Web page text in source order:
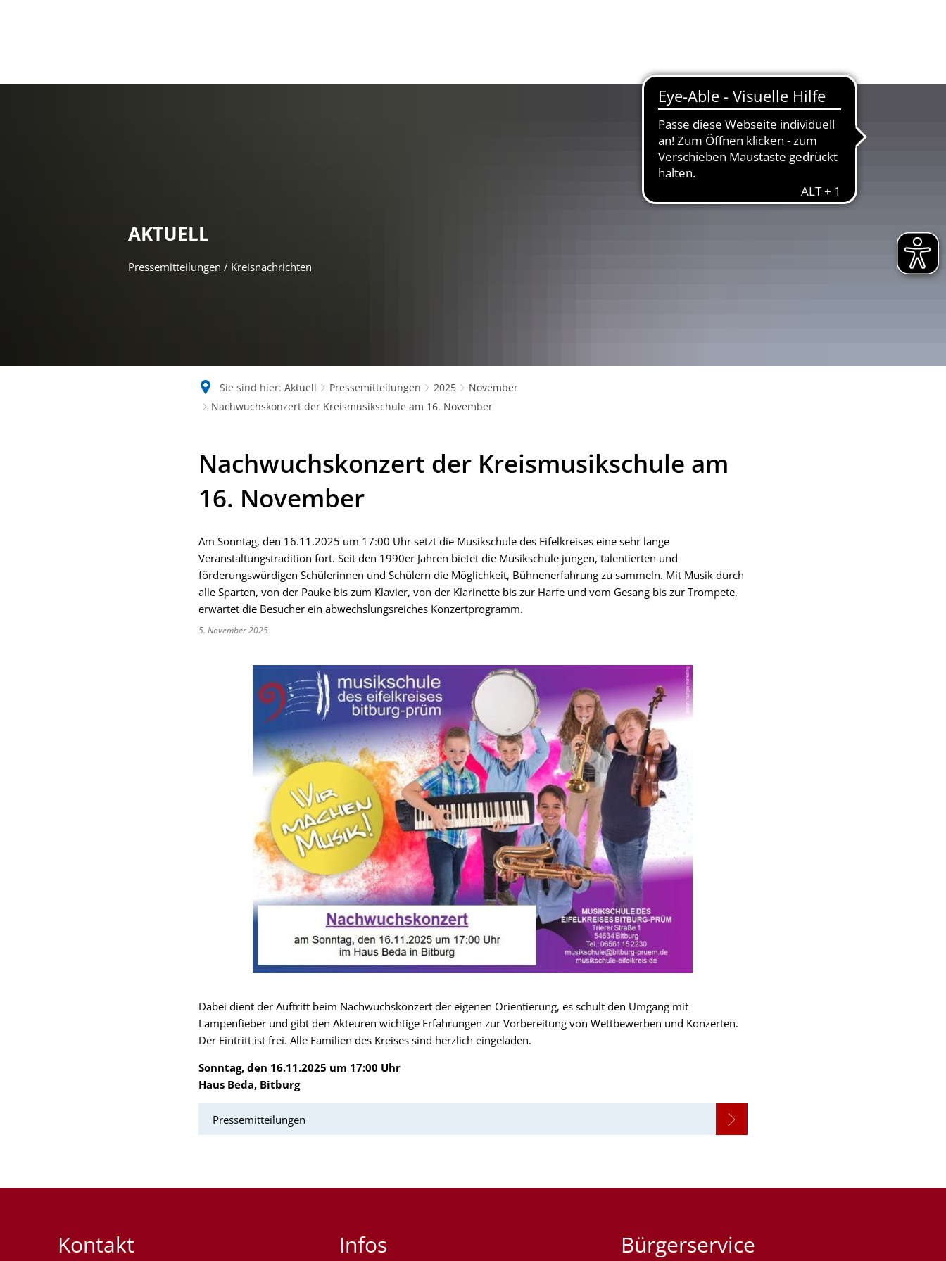
AKTUELL
Pressemitteilungen / Kreisnachrichten
Sie sind hier: Aktuell Pressemitteilungen 2025
November
Nachwuchskonzert der Kreismusikschule am 16. November
Nachwuchskonzert der Kreismusikschule am
16. November
Am Sonntag, den 16.11.2025 um 17:00 Uhr setzt die Musikschule des Eifelkreises eine sehr lange
Veranstaltungstradition fort. Seit den 1990er Jahren bietet die Musikschule jungen, talentierten und
förderungswürdigen Schülerinnen und Schülern die Möglichkeit, Bühnenerfahrung zu sammeln. Mit Musik durch
alle Sparten, von der Pauke bis zum Klavier, von der Klarinette bis zur Harfe und vom Gesang bis zur Trompete,
erwartet die Besucher ein abwechslungsreiches Konzertprogramm.
5. November 2025
Dabei dient der Auftritt beim Nachwuchskonzert der eigenen Orientierung, es schult den Umgang mit
Lampenfieber und gibt den Akteuren wichtige Erfahrungen zur Vorbereitung von Wettbewerben und Konzerten.
Der Eintritt ist frei. Alle Familien des Kreises sind herzlich eingeladen.
Sonntag, den 16.11.2025 um 17:00 Uhr
Haus Beda, Bitburg
Pressemitteilungen
Kontakt Infos Bürgerservice